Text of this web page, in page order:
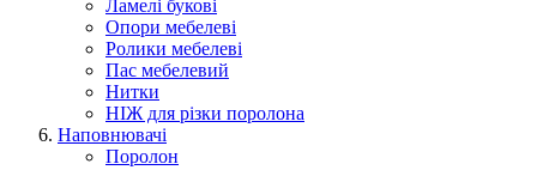
Ламелі букові
Опори мебелеві
Ролики мебелеві
Пас мебелевий
Нитки
НІЖ для різки поролона
Наповнювачі
Поролон